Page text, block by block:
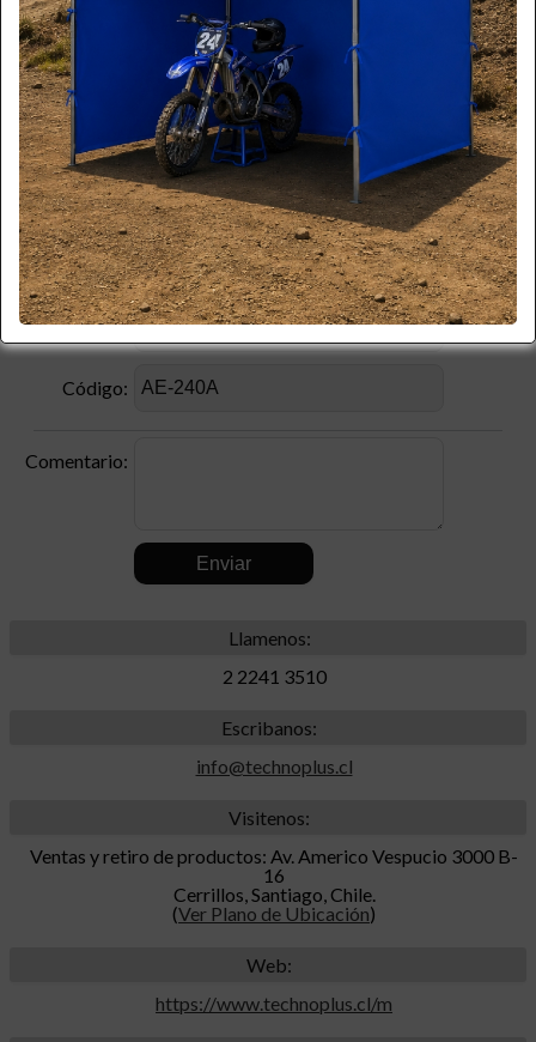
Teléfono:
Celular:
Empresa:
RUT: *
Producto:
Código:
Comentario:
Llamenos:
2 2241 3510
Escribanos:
info@technoplus.cl
Visitenos:
Ventas y retiro de productos: Av. Americo Vespucio 3000 B-
16
Cerrillos, Santiago, Chile.
(Ver Plano de Ubicación)
Web:
https://www.technoplus.cl/m